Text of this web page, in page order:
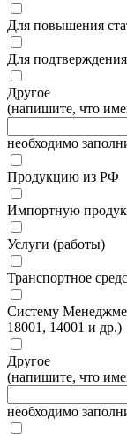
Для повышения
Для
Другое
(напишите, что
необходимо
Продукцию из РФ
Импортную
Услуги (работы)
Транспортное
Систему
18001, 14001 и др.)
Другое
(напишите, что
необходимо